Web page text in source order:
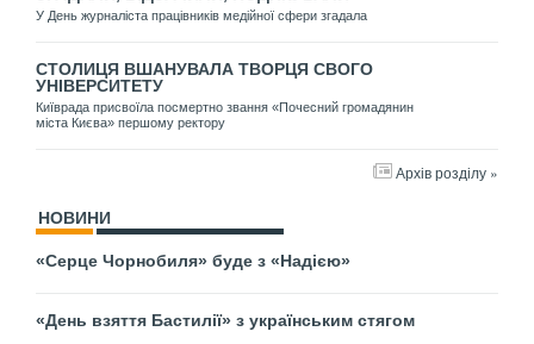
У День журналіста працівників медійної сфери згадала
СТОЛИЦЯ ВШАНУВАЛА ТВОРЦЯ СВОГО
УНІВЕРСИТЕТУ
Київрада присвоїла посмертно звання «Почесний громадянин
міста Києва» першому ректору
Архів розділу »
НОВИНИ
«Серце Чорнобиля» буде з «Надією»
«День взяття Бастилії» з українським стягом